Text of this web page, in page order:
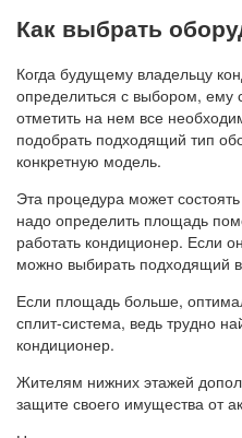
Как выбрать
Когда будущему владельцу
определиться с выбором, ему
отметить на нем все
подобрать подходящий тип
конкретную модель.
Эта процедура может
надо определить площадь
работать кондиционер. Если
можно выбирать подходящий
Если площадь больше,
сплит-система, ведь трудно
кондиционер.
Жителям нижних этажей
защите своего имущества от